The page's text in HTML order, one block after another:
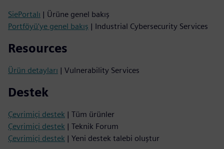
SiePortalı | Ürüne genel bakış
Portföyü'ye genel bakış | Industrial Cybersecurity Services
Resources
Ürün detayları | Vulnerability Services
Destek
Çevrimiçi destek | Tüm ürünler
Çevrimiçi destek | Teknik Forum
Çevrimiçi destek | Yeni destek talebi oluştur